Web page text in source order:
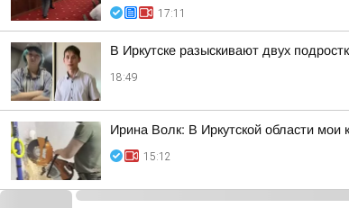
17:11
В Иркутске разыскивают двух
18:49
Ирина Волк: В Иркутской области
15:12